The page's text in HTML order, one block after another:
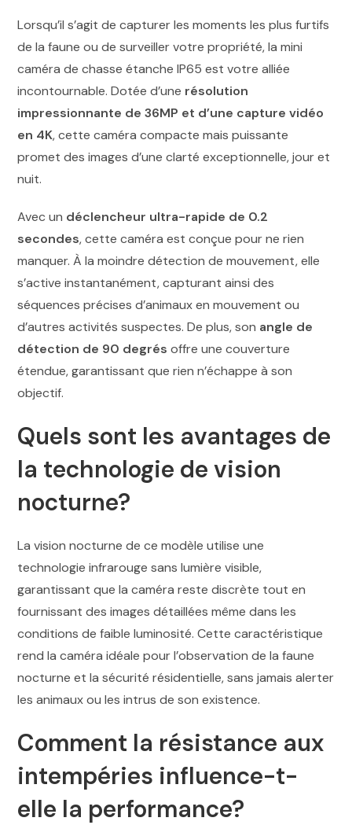
Lorsqu’il s’agit de capturer les moments les plus furtifs
de la faune ou de surveiller votre propriété, la mini
caméra de chasse étanche IP65 est votre alliée
incontournable. Dotée d’une résolution
impressionnante de 36MP et d’une capture vidéo
en 4K, cette caméra compacte mais puissante
promet des images d’une clarté exceptionnelle, jour et
nuit.
Avec un déclencheur ultra-rapide de 0.2
secondes, cette caméra est conçue pour ne rien
manquer. À la moindre détection de mouvement, elle
s’active instantanément, capturant ainsi des
séquences précises d’animaux en mouvement ou
d’autres activités suspectes. De plus, son angle de
détection de 90 degrés offre une couverture
étendue, garantissant que rien n’échappe à son
objectif.
Quels sont les avantages de
la technologie de vision
nocturne?
La vision nocturne de ce modèle utilise une
technologie infrarouge sans lumière visible,
garantissant que la caméra reste discrète tout en
fournissant des images détaillées même dans les
conditions de faible luminosité. Cette caractéristique
rend la caméra idéale pour l’observation de la faune
nocturne et la sécurité résidentielle, sans jamais alerter
les animaux ou les intrus de son existence.
Comment la résistance aux
intempéries influence-t-
elle la performance?